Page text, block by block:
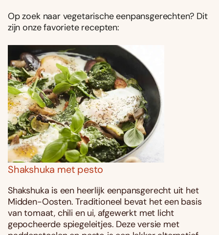
Op zoek naar vegetarische eenpansgerechten? Dit
zijn onze favoriete recepten:
Shakshuka met pesto
Shakshuka is een heerlĳk eenpansgerecht uit het
Midden-Oosten. Traditioneel bevat het een basis
van tomaat, chili en ui, afgewerkt met licht
gepocheerde spiegeleitjes. Deze versie met